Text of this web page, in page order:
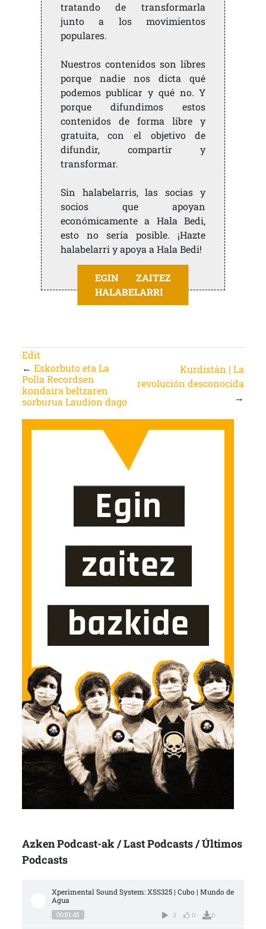
tratando de transformarla
junto a los movimientos
populares.
Nuestros contenidos son libres
porque nadie nos dicta qué
podemos publicar y qué no. Y
porque difundimos estos
contenidos de forma libre y
gratuita, con el objetivo de
difundir, compartir y
transformar.
Sin halabelarris, las socias y
socios que apoyan
económicamente a Hala Bedi,
esto no sería posible. ¡Hazte
halabelarri y apoya a Hala Bedi!
EGIN ZAITEZ
HALABELARRI
Edit
← Eskorbuto eta La
Polla Recordsen
kondaira beltzaren
sorburua Laudion dago
Kurdistán | La
revolución desconocida
→
Azken Podcast-ak / Last Podcasts / Últimos
Podcasts
Xperimental Sound System: XSS325 | Cubo | Mundo de
Agua
00:51:45 3 0 0